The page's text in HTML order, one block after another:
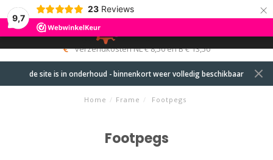
9,7
23 Reviews ×
MENU
0
verzendkosten NL € 8,50 en B € 13,50
de site is in onderhoud - binnenkort weer volledig beschikbaar
Home / Frame / Footpegs
Footpegs